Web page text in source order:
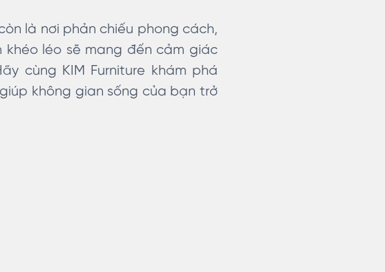
là nơi phản chiếu phong cách,
léo sẽ mang đến cảm giác
cùng KIM Furniture khám phá
không gian sống của bạn trở